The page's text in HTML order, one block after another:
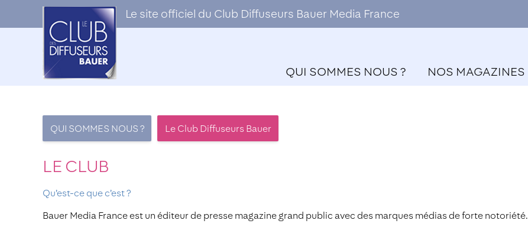
Le site officiel du Club Diffuseurs Bauer Media France
QUI SOMMES NOUS ? NOS MAGAZINES
QUI SOMMES NOUS ? Le Club Diffuseurs Bauer
LE CLUB
Qu’est-ce que c’est ?
Bauer Media France est un éditeur de presse magazine grand public avec des marques médias de forte notoriété.